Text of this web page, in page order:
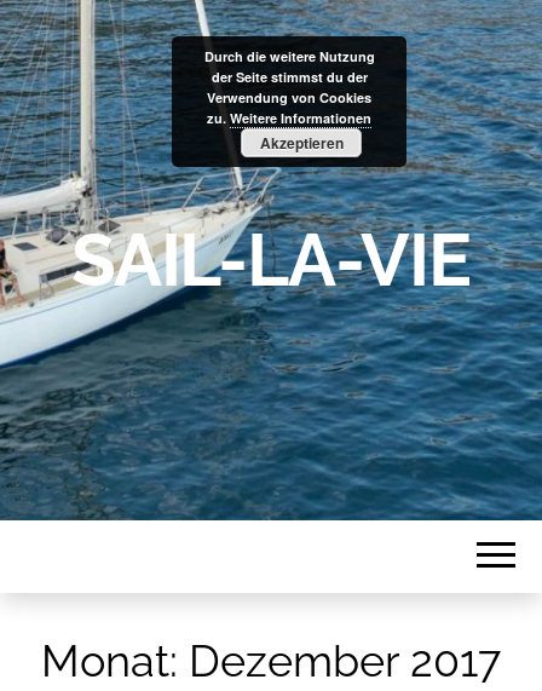
SAIL-LA-VIE
Monat: Dezember 2017
Durch die weitere Nutzung
der Seite stimmst du der
Verwendung von Cookies
zu. Weitere Informationen
Akzeptieren